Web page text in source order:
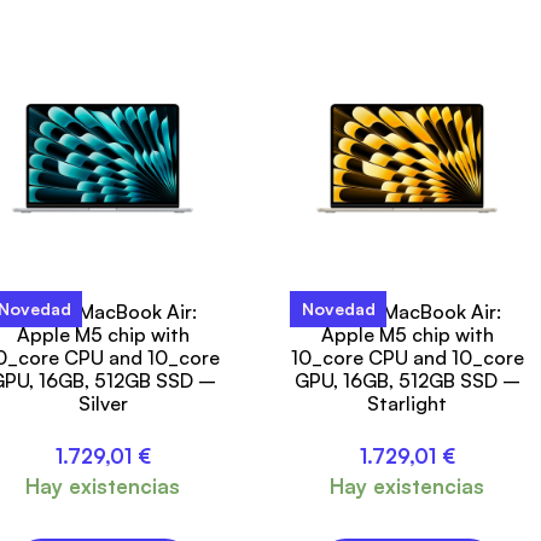
15-inch MacBook Air:
Apple M5 chip with
CPU and 10_core
16GB, 512GB SSD –
Silver
1.729,01 €
Hay existencias
Novedad
15-inch MacBook Air:
Apple M5 chip with
10_core CPU and 10_core
GPU, 16GB, 512GB SSD –
Starlight
1.729,01 €
Hay existencias